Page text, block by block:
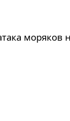
моряков